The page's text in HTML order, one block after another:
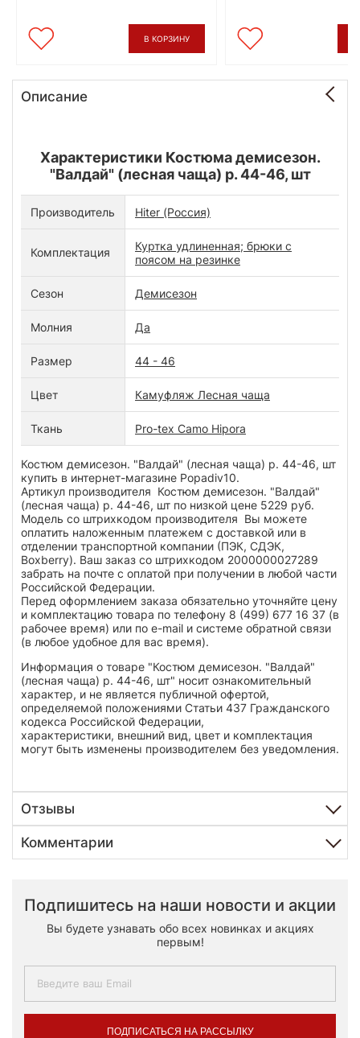
В КОРЗИНУ
Описание
Характеристики Костюма демисезон.
"Валдай" (лесная чаща) р. 44-46, шт
Производитель Hiter (Россия)
Комплектация
Куртка удлиненная; брюки с
поясом на резинке
Сезон Демисезон
Молния Да
Размер 44 - 46
Цвет Камуфляж Лесная чаща
Ткань Pro-tex Camo Hipora
Костюм демисезон. "Валдай" (лесная чаща) р. 44-46, шт
купить в интернет-магазине Popadiv10.
Артикул производителя Костюм демисезон. "Валдай"
(лесная чаща) р. 44-46, шт по низкой цене 5229 руб.
Модель со штрихкодом производителя Вы можете
оплатить наложенным платежем с доставкой или в
отделении транспортной компании (ПЭК, СДЭК,
Boxberry). Ваш заказ со штрихкодом 2000000027289
забрать на почте с оплатой при получении в любой части
Российской Федерации.
Перед оформлением заказа обязательно уточняйте цену
и комплектацию товара по телефону 8 (499) 677 16 37 (в
рабочее время) или по e-mail и системе обратной связи
(в любое удобное для вас время).
Информация о товаре "Костюм демисезон. "Валдай"
(лесная чаща) р. 44-46, шт" носит ознакомительный
характер, и не является публичной офертой,
определяемой положениями Статьи 437 Гражданского
кодекса Российской Федерации,
характеристики, внешний вид, цвет и комплектация
могут быть изменены производителем без уведомления.
Отзывы
Комментарии
Подпишитесь на наши новости и акции
Вы будете узнавать обо всех новинках и акциях
первым!
ПОДПИСАТЬСЯ НА РАССЫЛКУ